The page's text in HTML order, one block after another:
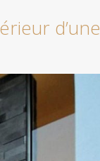
d’une